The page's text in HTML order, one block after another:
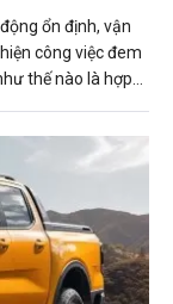
ổn định, vận
công việc đem
thế nào là hợp